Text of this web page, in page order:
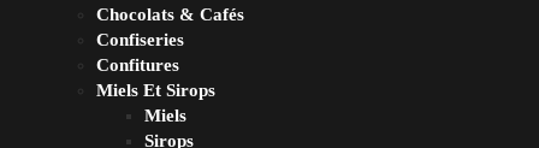
Chocolats & Cafés
Confiseries
Confitures
Miels Et Sirops
Miels
Sirops